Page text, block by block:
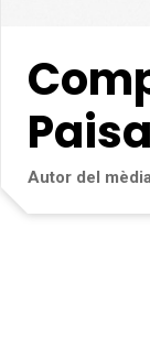
Autor del